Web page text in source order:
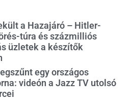
a Hazajáró – Hitler-
túra és százmilliós
üzletek a készítők
egy országos
videón a Jazz TV utolsó